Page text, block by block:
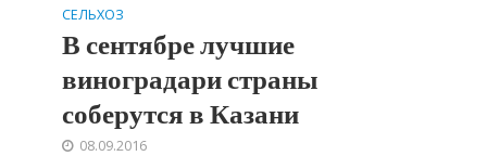
СЕЛЬХОЗ
В сентябре лучшие
виноградари страны
соберутся в Казани
08.09.2016